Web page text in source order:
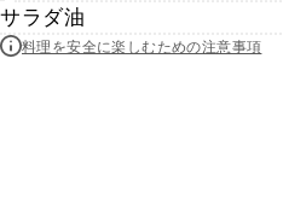
サラダ油
料理を安全に楽しむための注意事項